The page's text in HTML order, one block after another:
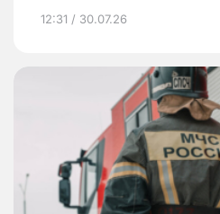
12:31 / 30.07.26